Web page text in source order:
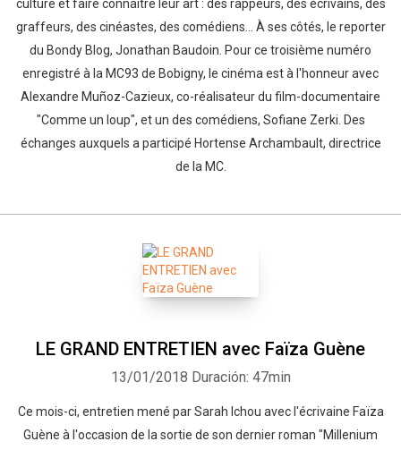
culture et faire connaître leur art : des rappeurs, des écrivains, des
graffeurs, des cinéastes, des comédiens... À ses côtés, le reporter
du Bondy Blog, Jonathan Baudoin. Pour ce troisième numéro
enregistré à la MC93 de Bobigny, le cinéma est à l'honneur avec
Alexandre Muñoz-Cazieux, co-réalisateur du film-documentaire
"Comme un loup", et un des comédiens, Sofiane Zerki. Des
échanges auxquels a participé Hortense Archambault, directrice
de la MC.
LE GRAND ENTRETIEN avec Faïza Guène
13/01/2018 Duración: 47min
Ce mois-ci, entretien mené par Sarah Ichou avec l'écrivaine Faïza
Guène à l'occasion de la sortie de son dernier roman "Millenium